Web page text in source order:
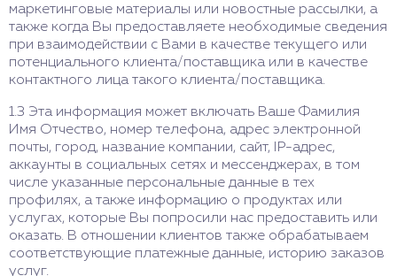
маркетинговые материалы или новостные рассылки, а
также когда Вы предоставляете необходимые сведения
при взаимодействии с Вами в качестве текущего или
потенциального клиента/поставщика или в качестве
контактного лица такого клиента/поставщика.
1.3 Эта информация может включать Ваше Фамилия
Имя Отчество, номер телефона, адрес электронной
почты, город, название компании, сайт, IP-адрес,
аккаунты в социальных сетях и мессенджерах, в том
числе указанные персональные данные в тех
профилях, а также информацию о продуктах или
услугах, которые Вы попросили нас предоставить или
оказать. В отношении клиентов также обрабатываем
соответствующие платежные данные, историю заказов
услуг.